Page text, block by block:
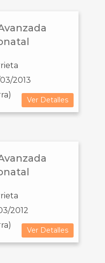
2013
Ver Detalles
2012
Ver Detalles